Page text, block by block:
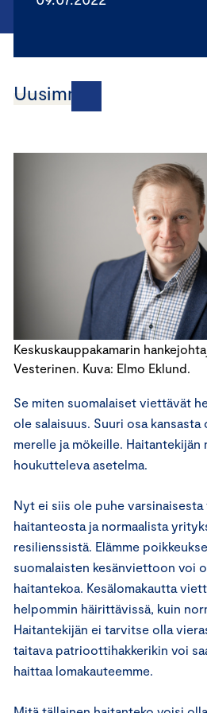
Uusimmat
Keskuskauppakamarin
Vesterinen. Kuva: Elmo Eklund.
Se miten suomalaiset viettävät
ole salaisuus. Suuri osa kansasta
merelle ja mökeille. Haitantekijän
houkutteleva asetelma.
Nyt ei siis ole puhe varsinaisesta
haitanteosta ja normaalista
resilienssistä. Elämme
suomalaisten kesänviettoon voi
haitantekoa. Kesälomakautta
helpommin häirittävissä, kuin
Haitantekijän ei tarvitse olla
taitava patrioottihakkerikin voi
haittaa lomakauteemme.